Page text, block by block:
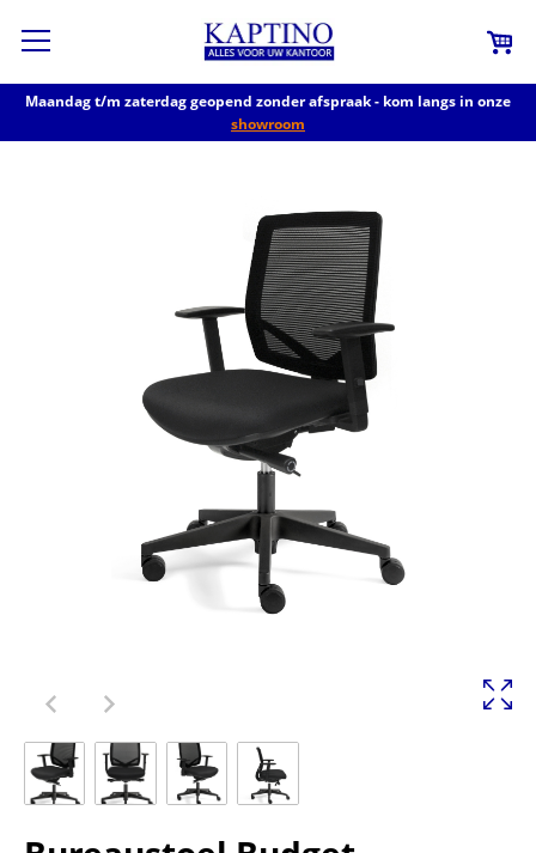
Maandag t/m zaterdag geopend zonder afspraak - kom langs in onze
showroom